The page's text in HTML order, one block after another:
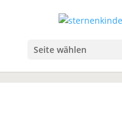
Seite wählen